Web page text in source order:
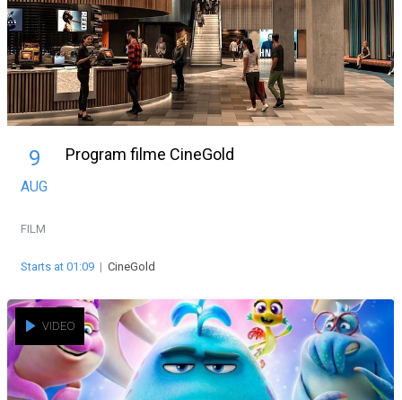
9
AUG
Program filme CineGold
FILM
Starts at 01:09 | CineGold
VIDEO